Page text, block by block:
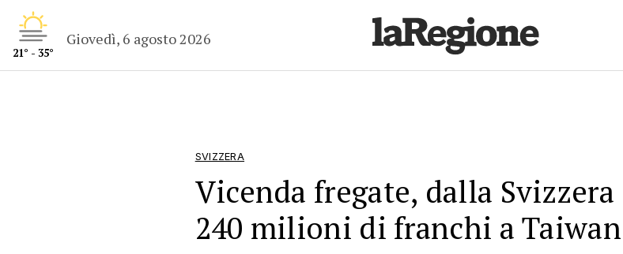
21° - 35°
Giovedì, 6 agosto 2026
SVIZZERA
Vicenda fregate, dalla Svizzera
240 milioni di franchi a Taiwan